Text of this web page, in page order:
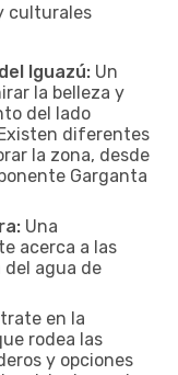
culturales
Iguazú: Un
la belleza y
del lado
diferentes
la zona, desde
Garganta
Una
acerca a las
agua de
en la
rodea las
y opciones